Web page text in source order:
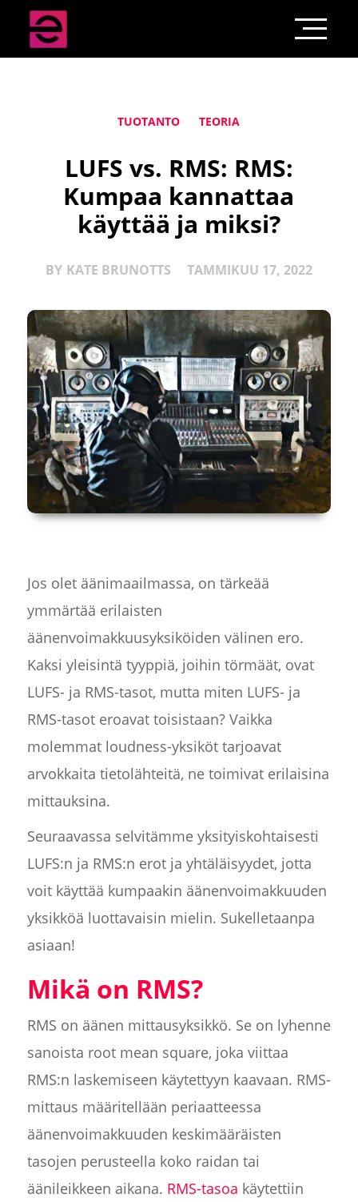
TUOTANTO TEORIA
LUFS vs. RMS: RMS:
Kumpaa kannattaa
käyttää ja miksi?
BY KATE BRUNOTTS TAMMIKUU 17, 2022
Jos olet äänimaailmassa, on tärkeää
ymmärtää erilaisten
äänenvoimakkuusyksiköiden välinen ero.
Kaksi yleisintä tyyppiä, joihin törmäät, ovat
LUFS- ja RMS-tasot, mutta miten LUFS- ja
RMS-tasot eroavat toisistaan? Vaikka
molemmat loudness-yksiköt tarjoavat
arvokkaita tietolähteitä, ne toimivat erilaisina
mittauksina.
Seuraavassa selvitämme yksityiskohtaisesti
LUFS:n ja RMS:n erot ja yhtäläisyydet, jotta
voit käyttää kumpaakin äänenvoimakkuuden
yksikköä luottavaisin mielin. Sukelletaanpa
asiaan!
Mikä on RMS?
RMS on äänen mittausyksikkö. Se on lyhenne
sanoista root mean square, joka viittaa
RMS:n laskemiseen käytettyyn kaavaan. RMS-
mittaus määritellään periaatteessa
äänenvoimakkuuden keskimääräisten
tasojen perusteella koko raidan tai
äänileikkeen aikana. RMS-tasoa käytettiin